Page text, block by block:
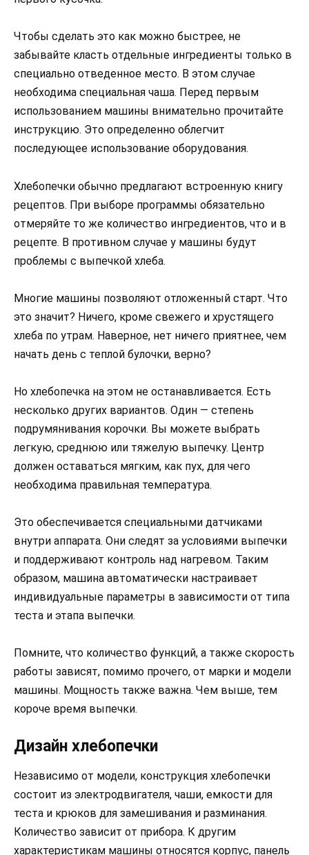
Чтобы сделать это как можно быстрее, не
забывайте класть отдельные ингредиенты только в
специально отведенное место. В этом случае
необходима специальная чаша. Перед первым
использованием машины внимательно прочитайте
инструкцию. Это определенно облегчит
последующее использование оборудования.
Хлебопечки обычно предлагают встроенную книгу
рецептов. При выборе программы обязательно
отмеряйте то же количество ингредиентов, что и в
рецепте. В противном случае у машины будут
проблемы с выпечкой хлеба.
Многие машины позволяют отложенный старт. Что
это значит? Ничего, кроме свежего и хрустящего
хлеба по утрам. Наверное, нет ничего приятнее, чем
начать день с теплой булочки, верно?
Но хлебопечка на этом не останавливается. Есть
несколько других вариантов. Один — степень
подрумянивания корочки. Вы можете выбрать
легкую, среднюю или тяжелую выпечку. Центр
должен оставаться мягким, как пух, для чего
необходима правильная температура.
Это обеспечивается специальными датчиками
внутри аппарата. Они следят за условиями выпечки
и поддерживают контроль над нагревом. Таким
образом, машина автоматически настраивает
индивидуальные параметры в зависимости от типа
теста и этапа выпечки.
Помните, что количество функций, а также скорость
работы зависят, помимо прочего, от марки и модели
машины. Мощность также важна. Чем выше, тем
короче время выпечки.
Дизайн хлебопечки
Независимо от модели, конструкция хлебопечки
состоит из электродвигателя, чаши, емкости для
теста и крюков для замешивания и разминания.
Количество зависит от прибора. К другим
характеристикам машины относятся корпус, панель